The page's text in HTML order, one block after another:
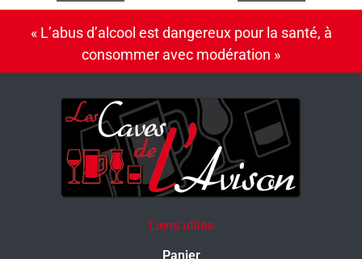
« L’abus d’alcool est dangereux pour la santé, à
consommer avec modération »
Liens utiles
Panier